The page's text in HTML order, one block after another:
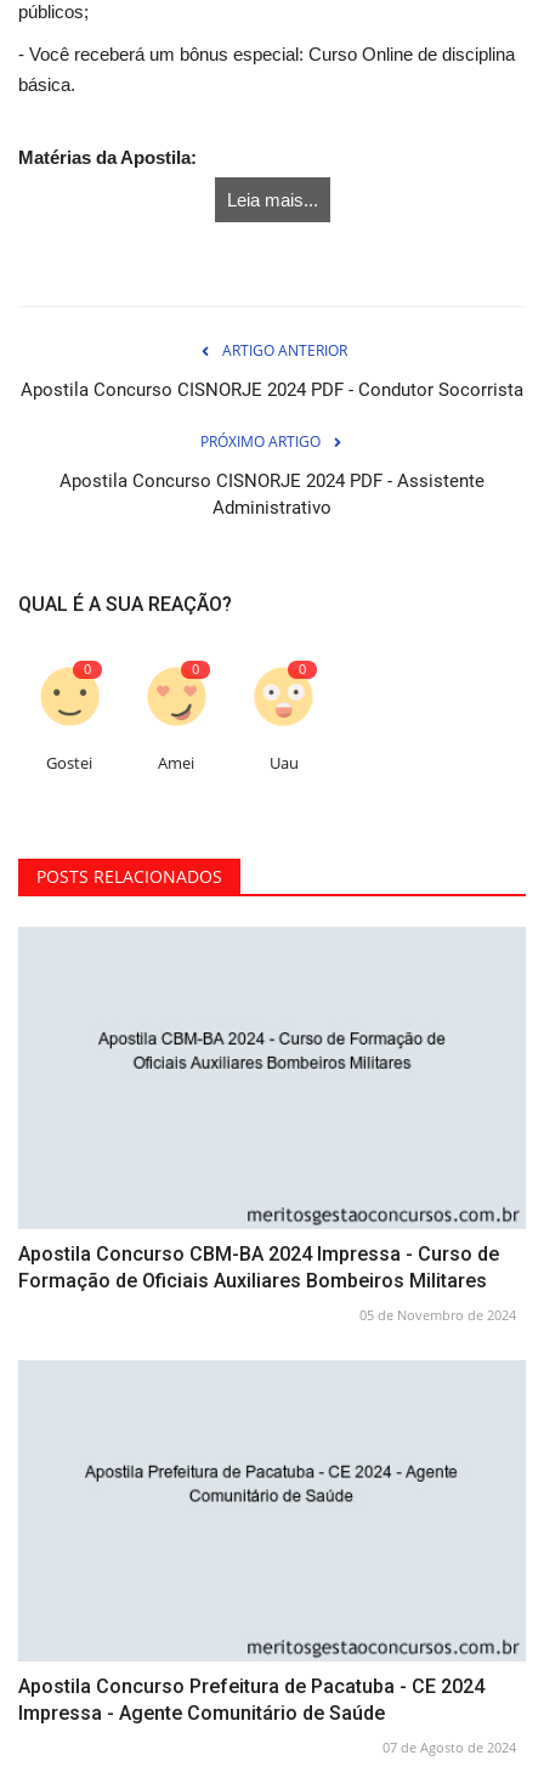
públicos;
- Você receberá um bônus especial: Curso Online de disciplina
básica.
Matérias da Apostila:
Leia mais...
ARTIGO ANTERIOR
Apostila Concurso CISNORJE 2024 PDF - Condutor Socorrista
PRÓXIMO ARTIGO
Apostila Concurso CISNORJE 2024 PDF - Assistente
Administrativo
QUAL É A SUA REAÇÃO?
0
Gostei
0
Amei
0
Uau
POSTS RELACIONADOS
Apostila Concurso CBM-BA 2024 Impressa - Curso de
Formação de Oficiais Auxiliares Bombeiros Militares
05 de Novembro de 2024
Apostila Concurso Prefeitura de Pacatuba - CE 2024
Impressa - Agente Comunitário de Saúde
07 de Agosto de 2024